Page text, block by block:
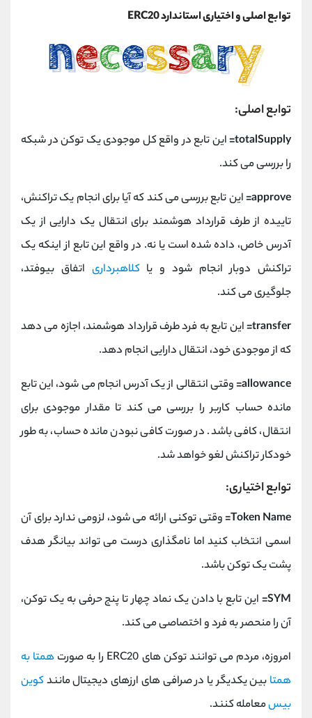
توابع اصلی و اختیاری استاندارد ERC20
توابع اصلی:
totalSupply= این تابع در واقع کل موجودی یک توکن در شبکه
را بررسی می کند.
approve= این تابع بررسی می کند که آیا برای انجام یک تراکنش،
تاییده از طرف قرارداد هوشمند برای انتقال یک دارایی از یک
آدرس خاص، داده شده است یا نه. در واقع این تابع از اینکه یک
تراکنش دوبار انجام شود و یاکلاهبرداری اتفاق بیوفتد،
جلوگیری می کند.
transfer= این تابع به فرد طرف قرارداد هوشمند، اجازه می دهد
که از موجودی خود، انتقال دارایی انجام دهد.
allowance= وقتی انتقالی از یک آدرس انجام می شود، این تابع
مانده حساب کاربر را بررسی می کند تا مقدار موجودی برای
انتقال، کافی باشد. در صورت کافی نبودن مانده حساب، به طور
خودکار تراکنش لغو خواهد شد.
توابع اختیاری:
Token Name= وقتی توکنی ارائه می شود، لزومی ندارد برای آن
اسمی انتخاب کنید اما نامگذاری درست می تواند بیانگر هدف
پشت یک توکن باشد.
SYM= این تابع با دادن یک نماد چهار تا پنج حرفی به یک توکن،
آن را منحصر به فرد و اختصاصی می کند.
امروزه، مردم می توانند توکن های ERC20 را به صورت
همتا به
همتا بین یکدیگر یا در صرافی های ارزهای دیجیتال مانندکوین
بیسمعامله کنند.